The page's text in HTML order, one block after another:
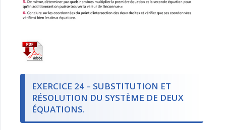
EXERCICE 24 – SUBSTITUTION ET
RÉSOLUTION DU SYSTÈME DE DEUX
ÉQUATIONS.